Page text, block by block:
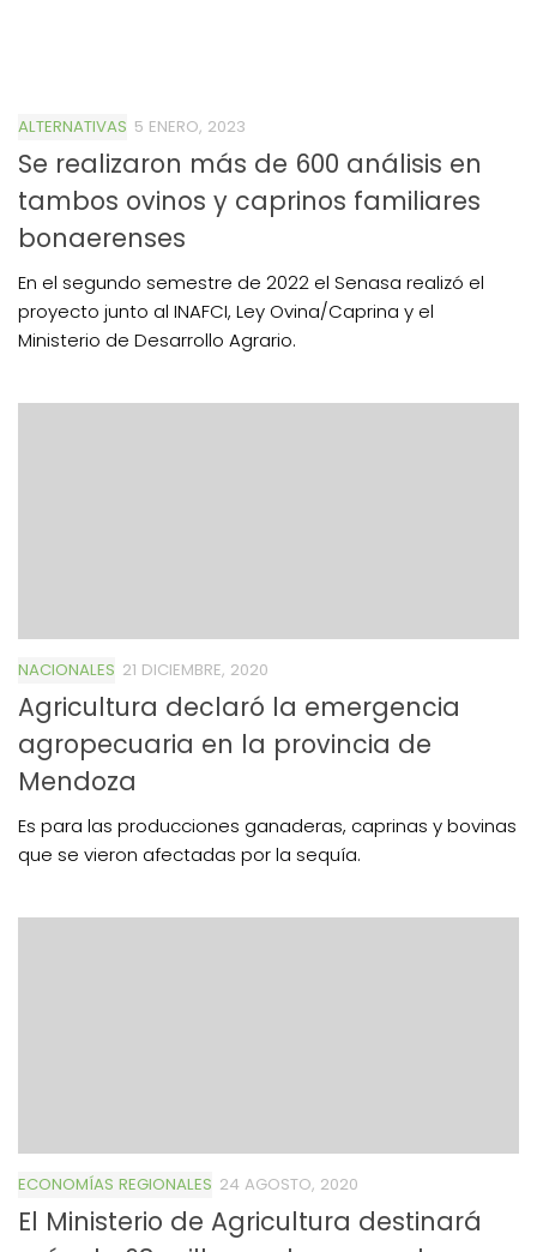
ALTERNATIVAS 5 ENERO, 2023
Se realizaron más de 600 análisis en
tambos ovinos y caprinos familiares
bonaerenses
En el segundo semestre de 2022 el Senasa realizó el
proyecto junto al INAFCI, Ley Ovina/Caprina y el
Ministerio de Desarrollo Agrario.
NACIONALES 21 DICIEMBRE, 2020
Agricultura declaró la emergencia
agropecuaria en la provincia de
Mendoza
Es para las producciones ganaderas, caprinas y bovinas
que se vieron afectadas por la sequía.
ECONOMÍAS REGIONALES 24 AGOSTO, 2020
El Ministerio de Agricultura destinará